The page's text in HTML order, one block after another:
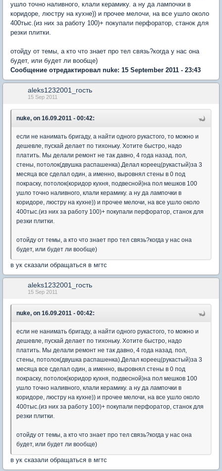
ушло точно наливного, клали керамику. а ну да лампочки в
коридоре, люстру на кухне)) и прочее мелочи, на все ушло около
400тыс.(из них за работу 100)+ покупали перфоратор, станок для
резки плитки.
отойду от темы, а кто что знает про тел связь?когда у нас она
будет, или будет ли вообще)
Сообщение отредактировал nuke: 15 September 2011 - 23:43
aleks1232001_гость
15 Sep 2011
nuke, on 16.09.2011 - 00:42:
если не нанимать бригаду, а найти одного рукастого, то можно и
дешевле, пускай делает по тихоньку. Хотите быстро, надо
платить. Мы делали ремонт не так давно, 4 года назад. пол,
стены, потолок(двушка распашенка).Делал кореец(рукастый)за 3
месяца все сделал один, а именно, выровнял стены в 0 под
покраску, потолок(коридор кухня, подвесной)на пол мешков 100
ушло точно наливного, клали керамику. а ну да лампочки в
коридоре, люстру на кухне)) и прочее мелочи, на все ушло около
400тыс.(из них за работу 100)+ покупали перфоратор, станок для
резки плитки.
отойду от темы, а кто что знает про тел связь?когда у нас она
будет, или будет ли вообще)
в ук сказали обращаться в мгтс
aleks1232001_гость
15 Sep 2011
nuke, on 16.09.2011 - 00:42:
если не нанимать бригаду, а найти одного рукастого, то можно и
дешевле, пускай делает по тихоньку. Хотите быстро, надо
платить. Мы делали ремонт не так давно, 4 года назад. пол,
стены, потолок(двушка распашенка).Делал кореец(рукастый)за 3
месяца все сделал один, а именно, выровнял стены в 0 под
покраску, потолок(коридор кухня, подвесной)на пол мешков 100
ушло точно наливного, клали керамику. а ну да лампочки в
коридоре, люстру на кухне)) и прочее мелочи, на все ушло около
400тыс.(из них за работу 100)+ покупали перфоратор, станок для
резки плитки.
отойду от темы, а кто что знает про тел связь?когда у нас она
будет, или будет ли вообще)
в ук сказали обращаться в мгтс